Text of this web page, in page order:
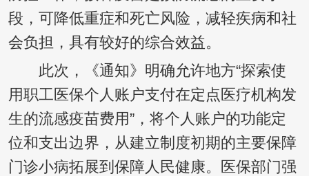
段，可降低重症和死亡风险，减轻疾病和社
会负担，具有较好的综合效益。
此次，《通知》明确允许地方“探索使
用职工医保个人账户支付在定点医疗机构发
生的流感疫苗费用”，将个人账户的功能定
位和支出边界，从建立制度初期的主要保障
门诊小病拓展到保障人民健康。医保部门强